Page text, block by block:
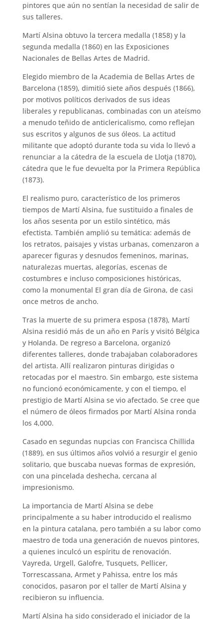
pintores que aún no sentían la necesidad de salir de
sus talleres.
Martí Alsina obtuvo la tercera medalla (1858) y la
segunda medalla (1860) en las Exposiciones
Nacionales de Bellas Artes de Madrid.
Elegido miembro de la Academia de Bellas Artes de
Barcelona (1859), dimitió siete años después (1866),
por motivos políticos derivados de sus ideas
liberales y republicanas, combinadas con un ateísmo
a menudo teñido de anticlericalismo, como reflejan
sus escritos y algunos de sus óleos. La actitud
militante que adoptó durante toda su vida lo llevó a
renunciar a la cátedra de la escuela de Llotja (1870),
cátedra que le fue devuelta por la Primera República
(1873).
El realismo puro, característico de los primeros
tiempos de Martí Alsina, fue sustituido a finales de
los años sesenta por un estilo sintético, más
efectista. También amplió su temática: además de
los retratos, paisajes y vistas urbanas, comenzaron a
aparecer figuras y desnudos femeninos, marinas,
naturalezas muertas, alegorías, escenas de
costumbres e incluso composiciones históricas,
como la monumental El gran día de Girona, de casi
once metros de ancho.
Tras la muerte de su primera esposa (1878), Martí
Alsina residió más de un año en París y visitó Bélgica
y Holanda. De regreso a Barcelona, organizó
diferentes talleres, donde trabajaban colaboradores
del artista. Allí realizaron pinturas dirigidas o
retocadas por el maestro. Sin embargo, este sistema
no funcionó económicamente, y con el tiempo, el
prestigio de Martí Alsina se vio afectado. Se cree que
el número de óleos firmados por Martí Alsina ronda
los 4,000.
Casado en segundas nupcias con Francisca Chillida
(1889), en sus últimos años volvió a resurgir el genio
solitario, que buscaba nuevas formas de expresión,
con una pincelada deshecha, cercana al
impresionismo.
La importancia de Martí Alsina se debe
principalmente a su haber introducido el realismo
en la pintura catalana, pero también a su labor como
maestro de toda una generación de nuevos pintores,
a quienes inculcó un espíritu de renovación.
Vayreda, Urgell, Galofre, Tusquets, Pellicer,
Torrescassana, Armet y Pahissa, entre los más
conocidos, pasaron por el taller de Martí Alsina y
recibieron su influencia.
Martí Alsina ha sido considerado el iniciador de la